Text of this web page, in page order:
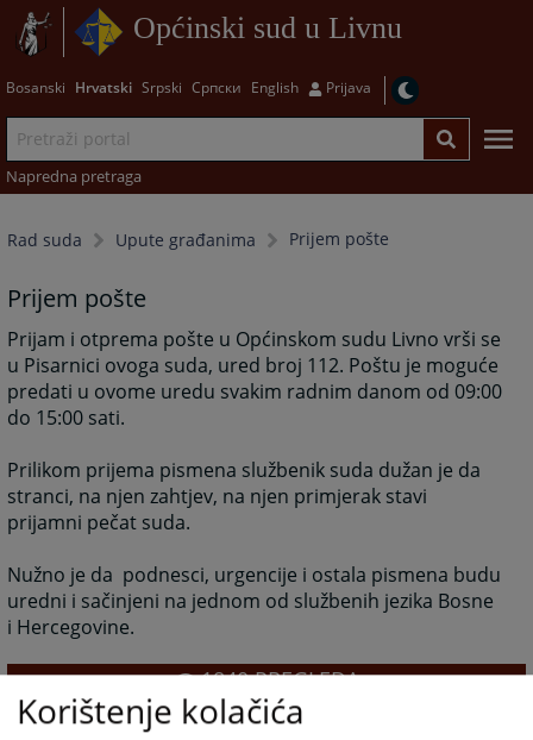
Općinski sud u Livnu
Bosanski Hrvatski Srpski Српски English Prijava
Napredna pretraga
Rad suda Upute građanima Prijem pošte
Prijem pošte
Prijam i otprema pošte u Općinskom sudu Livno vrši se
u Pisarnici ovoga suda, ured broj 112. Poštu je moguće
predati u ovome uredu svakim radnim danom od 09:00
do 15:00 sati.
Prilikom prijema pismena službenik suda dužan je da
stranci, na njen zahtjev, na njen primjerak stavi
prijamni pečat suda.
Nužno je da podnesci, urgencije i ostala pismena budu
uredni i sačinjeni na jednom od službenih jezika Bosne
i Hercegovine.
1840PREGLEDA
Korištenje kolačića